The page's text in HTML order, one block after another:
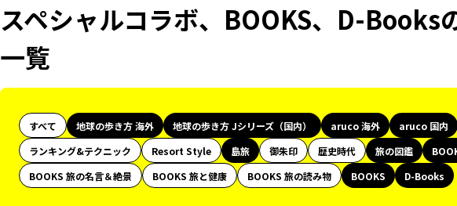
スペシャルコラボ、BOOKS、D-Books
一覧
すべて 地球の歩き方 海外 地球の歩き方 Jシリーズ（国内） aruco 海外 aruco 国内
ランキング&テクニック
Resort Style 島旅 御朱印 歴史時代 旅の図鑑
BOOKS 旅の名言＆絶景
BOOKS 旅と健康 BOOKS 旅の読み物 BOOKS
D-Books